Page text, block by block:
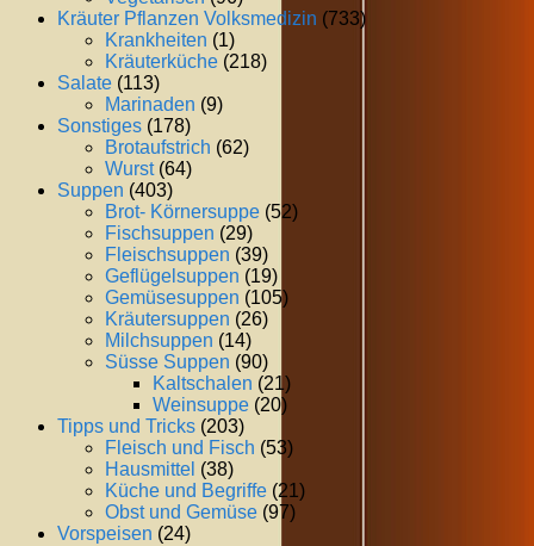
Kräuter Pflanzen Volksmedizin (733)
Krankheiten (1)
Kräuterküche (218)
Salate (113)
Marinaden (9)
Sonstiges (178)
Brotaufstrich (62)
Wurst(64)
Suppen (403)
Brot- Körnersuppe (52)
Fischsuppen (29)
Fleischsuppen (39)
Geflügelsuppen (19)
Gemüsesuppen (105)
Kräutersuppen (26)
Milchsuppen (14)
Süsse Suppen (90)
Kaltschalen (21)
Weinsuppe (20)
Tipps und Tricks (203)
Fleisch und Fisch (53)
Hausmittel (38)
Küche und Begriffe (21)
Obst und Gemüse (97)
Vorspeisen (24)